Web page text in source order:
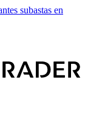
subastas en